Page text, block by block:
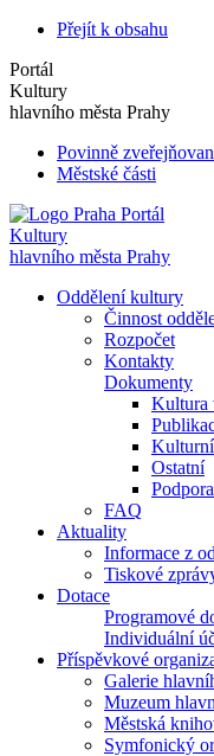
Přejít k obsahu
Portál
Kultury
hlavního města Prahy
Povinně
Městské části
Portál
Kultury
hlavního města Prahy
Oddělení kultury
Činnost
Rozpočet
Kontakty
Dokumenty
Kultura
Ostatní
FAQ
Aktuality
Informace z
Tiskové
Dotace
Programové
Individuální
Příspěvkové
Galerie
Muzeum
Městská
Symfonický